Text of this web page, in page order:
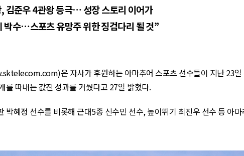
,김준우4관왕 등극… 성장 스토리 이어가
박수…스포츠 유망주 위한 징검다리 될 것”
)은 자사가 후원하는 아마추어 스포츠 선수들이 지난23
를 따내는 값진 성과를 거뒀다고 27일 밝혔다.
박혜정 선수를 비롯해 근대5종 신수민 선수,높이뛰기 최진우 선수 등 아